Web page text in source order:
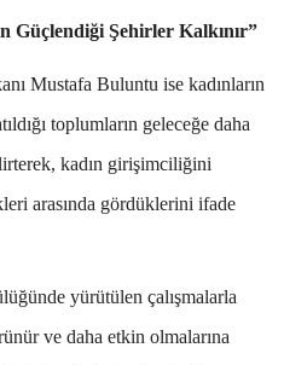
Güçlendiği Şehirler Kalkınır”
Mustafa Buluntu ise kadınların
toplumların geleceğe daha
kadın girişimciliğini
arasında gördüklerini ifade
yürütülen çalışmalarla
ve daha etkin olmalarına